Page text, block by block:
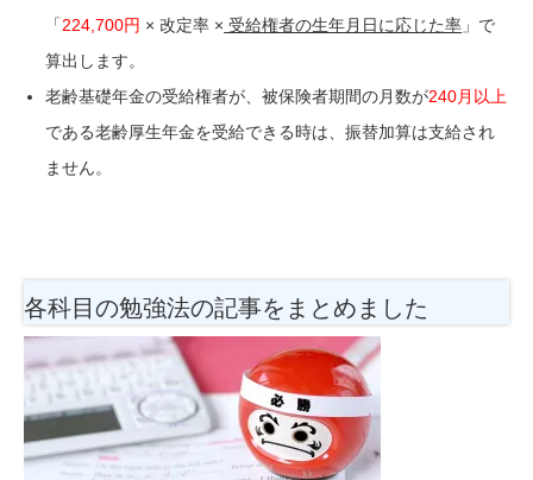
「224,700円 × 改定率 × 受給権者の生年月日に応じた率 」で
算出します。
老齢基礎年金の受給権者が、被保険者期間の月数が240月以上
である老齢厚生年金を受給できる時は、振替加算は支給され
ません。
各科目の勉強法の記事をまとめました